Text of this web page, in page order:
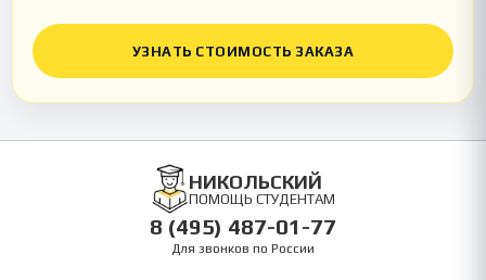
УЗНАТЬ СТОИМОСТЬ ЗАКАЗА
НИКОЛЬСКИЙ
ПОМОЩЬ СТУДЕНТАМ
8 (495) 487-01-77
Для звонков по России